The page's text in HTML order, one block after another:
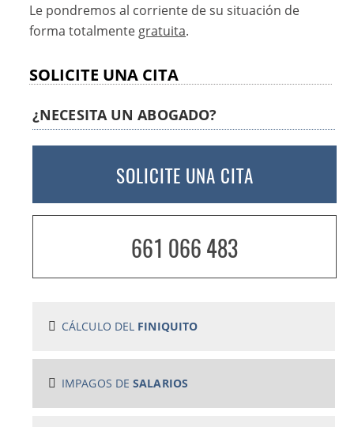
Le pondremos al corriente de su situación de
forma totalmente gratuita.
SOLICITE UNA CITA
¿NECESITA UN ABOGADO?
SOLICITE UNA CITA
661 066 483
CÁLCULO DEL FINIQUITO
IMPAGOS DESALARIOS